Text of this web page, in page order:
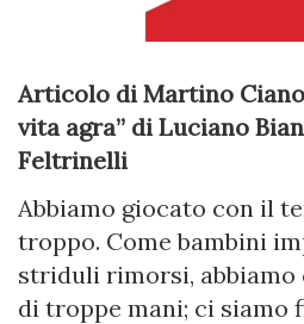
Articolo di Martino
vita agra” di Luciano
Feltrinelli
Abbiamo giocato con il
troppo. Come bambini
striduli rimorsi, abbiamo
di troppe mani; ci siamo